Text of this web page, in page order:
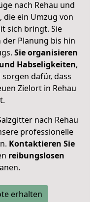
nach Rehau und
ein Umzug von
sich bringt. Sie
Planung bis hin
Sie organisieren
Habseligkeiten,
dafür, dass
Zielort in Rehau
nach Rehau
professionelle
Kontaktieren Sie
reibungslosen
erhalten